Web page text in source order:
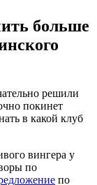
больше
решили
покинет
в какой клуб
вингера у
по
по